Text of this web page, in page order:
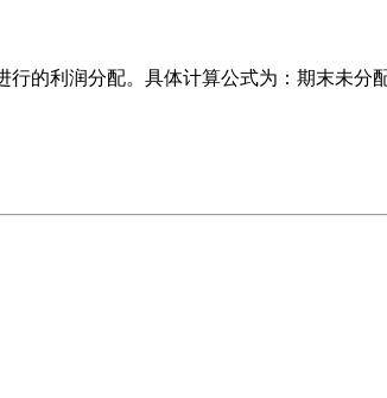
的利润分配。具体计算公式为：期末未